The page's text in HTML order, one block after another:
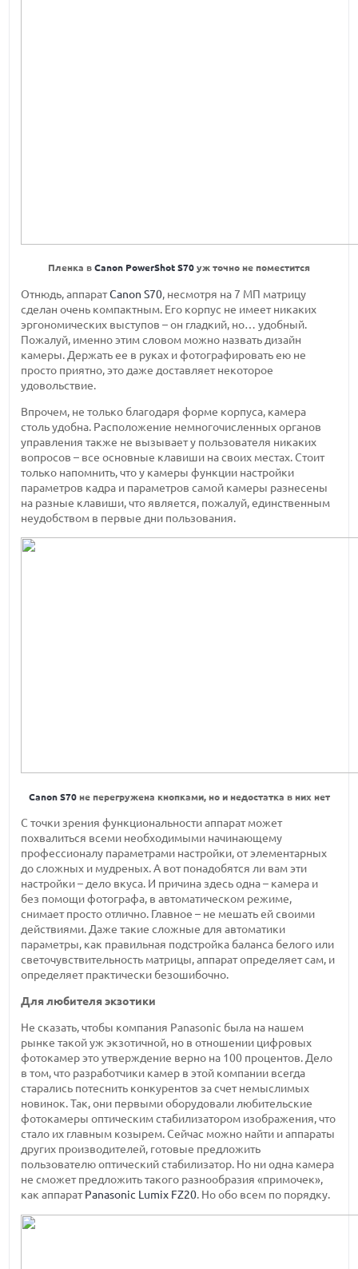
Пленка в Canon PowerShot S70 уж точно не поместится
Отнюдь, аппаратCanon S70, несмотря на 7 МП матрицу
сделан очень компактным. Его корпус не имеет никаких
эргономических выступов – он гладкий, но… удобный.
Пожалуй, именно этим словом можно назвать дизайн
камеры. Держать ее в руках и фотографировать ею не
просто приятно, это даже доставляет некоторое
удовольствие.
Впрочем, не только благодаря форме корпуса, камера
столь удобна. Расположение немногочисленных органов
управления также не вызывает у пользователя никаких
вопросов – все основные клавиши на своих местах. Стоит
только напомнить, что у камеры функции настройки
параметров кадра и параметров самой камеры разнесены
на разные клавиши, что является, пожалуй, единственным
неудобством в первые дни пользования.
Canon S70не перегружена кнопками, но и недостатка в них нет
С точки зрения функциональности аппарат может
похвалиться всеми необходимыми начинающему
профессионалу параметрами настройки, от элементарных
до сложных и мудреных. А вот понадобятся ли вам эти
настройки – дело вкуса. И причина здесь одна – камера и
без помощи фотографа, в автоматическом режиме,
снимает просто отлично. Главное – не мешать ей своими
действиями. Даже такие сложные для автоматики
параметры, как правильная подстройка баланса белого или
светочувствительность матрицы, аппарат определяет сам, и
определяет практически безошибочно.
Для любителя экзотики
Не сказать, чтобы компания Panasonic была на нашем
рынке такой уж экзотичной, но в отношении цифровых
фотокамер это утверждение верно на 100 процентов. Дело
в том, что разработчики камер в этой компании всегда
старались потеснить конкурентов за счет немыслимых
новинок. Так, они первыми оборудовали любительские
фотокамеры оптическим стабилизатором изображения, что
стало их главным козырем. Сейчас можно найти и аппараты
других производителей, готовые предложить
пользователю оптический стабилизатор. Но ни одна камера
не сможет предложить такого разнообразия «примочек»,
как аппаратPanasonic Lumix FZ20. Но обо всем по порядку.